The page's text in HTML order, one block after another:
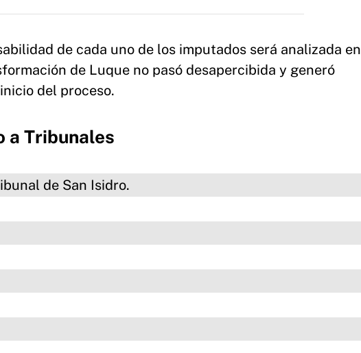
de cada uno de los imputados será analizada en
de Luque no pasó desapercibida y generó
del proceso.
a Tribunales